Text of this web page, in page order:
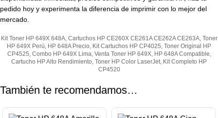
pedido hoy y experimenta la diferencia de imprimir con lo mejor del
mercado.
Kit Toner HP 649X 648A, Cartuchos HP CE260X CE261A CE262A CE263A, Toner
HP 649X Perú, HP 648A Precio, Kit Cartuchos HP CP4025, Toner Original HP
CP4525, Combo HP 649X Lima, Venta Toner HP 649X, HP 648A Compatible,
Cartucho HP Alto Rendimiento, Toner HP Color LaserJet, Kit Completo HP
CP4520
También te recomendamos…